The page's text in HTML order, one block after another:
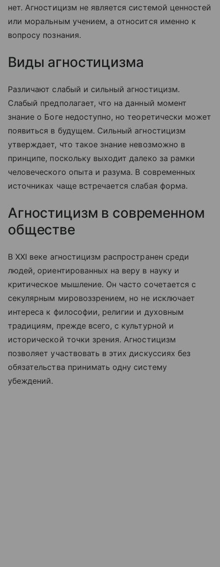
нет. Агностицизм не является системой ценностей
или моральным учением, а относится именно к
вопросу познания.
Виды агностицизма
Различают слабый и сильный агностицизм.
Слабый предполагает, что на данный момент
знание о Боге недоступно, но теоретически может
появиться в будущем. Сильный агностицизм
утверждает, что такое знание невозможно в
принципе, поскольку выходит далеко за рамки
человеческого опыта и разума. В современных
источниках чаще встречается слабая форма.
Агностицизм в современном
обществе
В XXI веке агностицизм распространен среди
людей, ориентированных на веру в науку и
критическое мышление. Он часто сочетается с
секулярным мировоззрением, но не исключает
интереса к философии, религии и духовным
традициям, прежде всего, с культурной и
исторической точки зрения. Агностицизм
позволяет участвовать в этих дискуссиях без
обязательства принимать одну систему
убеждений.